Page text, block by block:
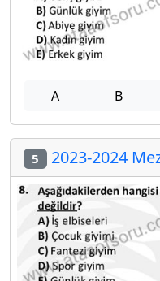
A B
5 2023-2024